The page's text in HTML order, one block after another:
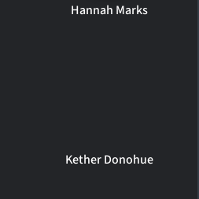
Hannah Marks
Kether Donohue